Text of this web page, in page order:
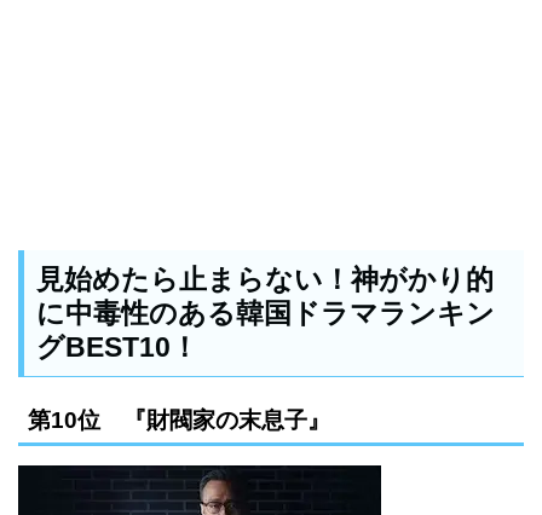
見始めたら止まらない！神がかり的
に中毒性のある韓国ドラマランキン
グBEST10！
第10位 『財閥家の末息子』